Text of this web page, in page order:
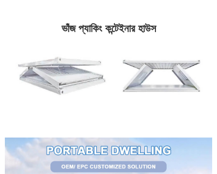
ভাঁজ প্যাকিং কন্টেইনার হাউস